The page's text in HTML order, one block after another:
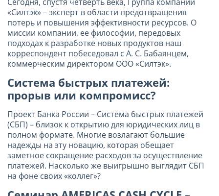
«Силтэк» – эксперт в области предотвращения
потерь и повышения эффективности ресурсов. О
миссии компании, ее философии, передовых
подходах к разработке новых продуктов наш
корреспондент побеседовал с А. С. Бабаянцем,
коммерческим директором ООО «Силтэк».
Система быстрых платежей:
прорыв или компромисс?
Проект Банка России – Система быстрых платежей
(СБП) – близок к открытию для юридических лиц в
полном формате. Многие возлагают большие
надежды на эту новацию, которая обещает
заметное сокращение расходов за осуществление
платежей. Насколько же выигрышно выглядит СБП
на фоне своих «коллег»?